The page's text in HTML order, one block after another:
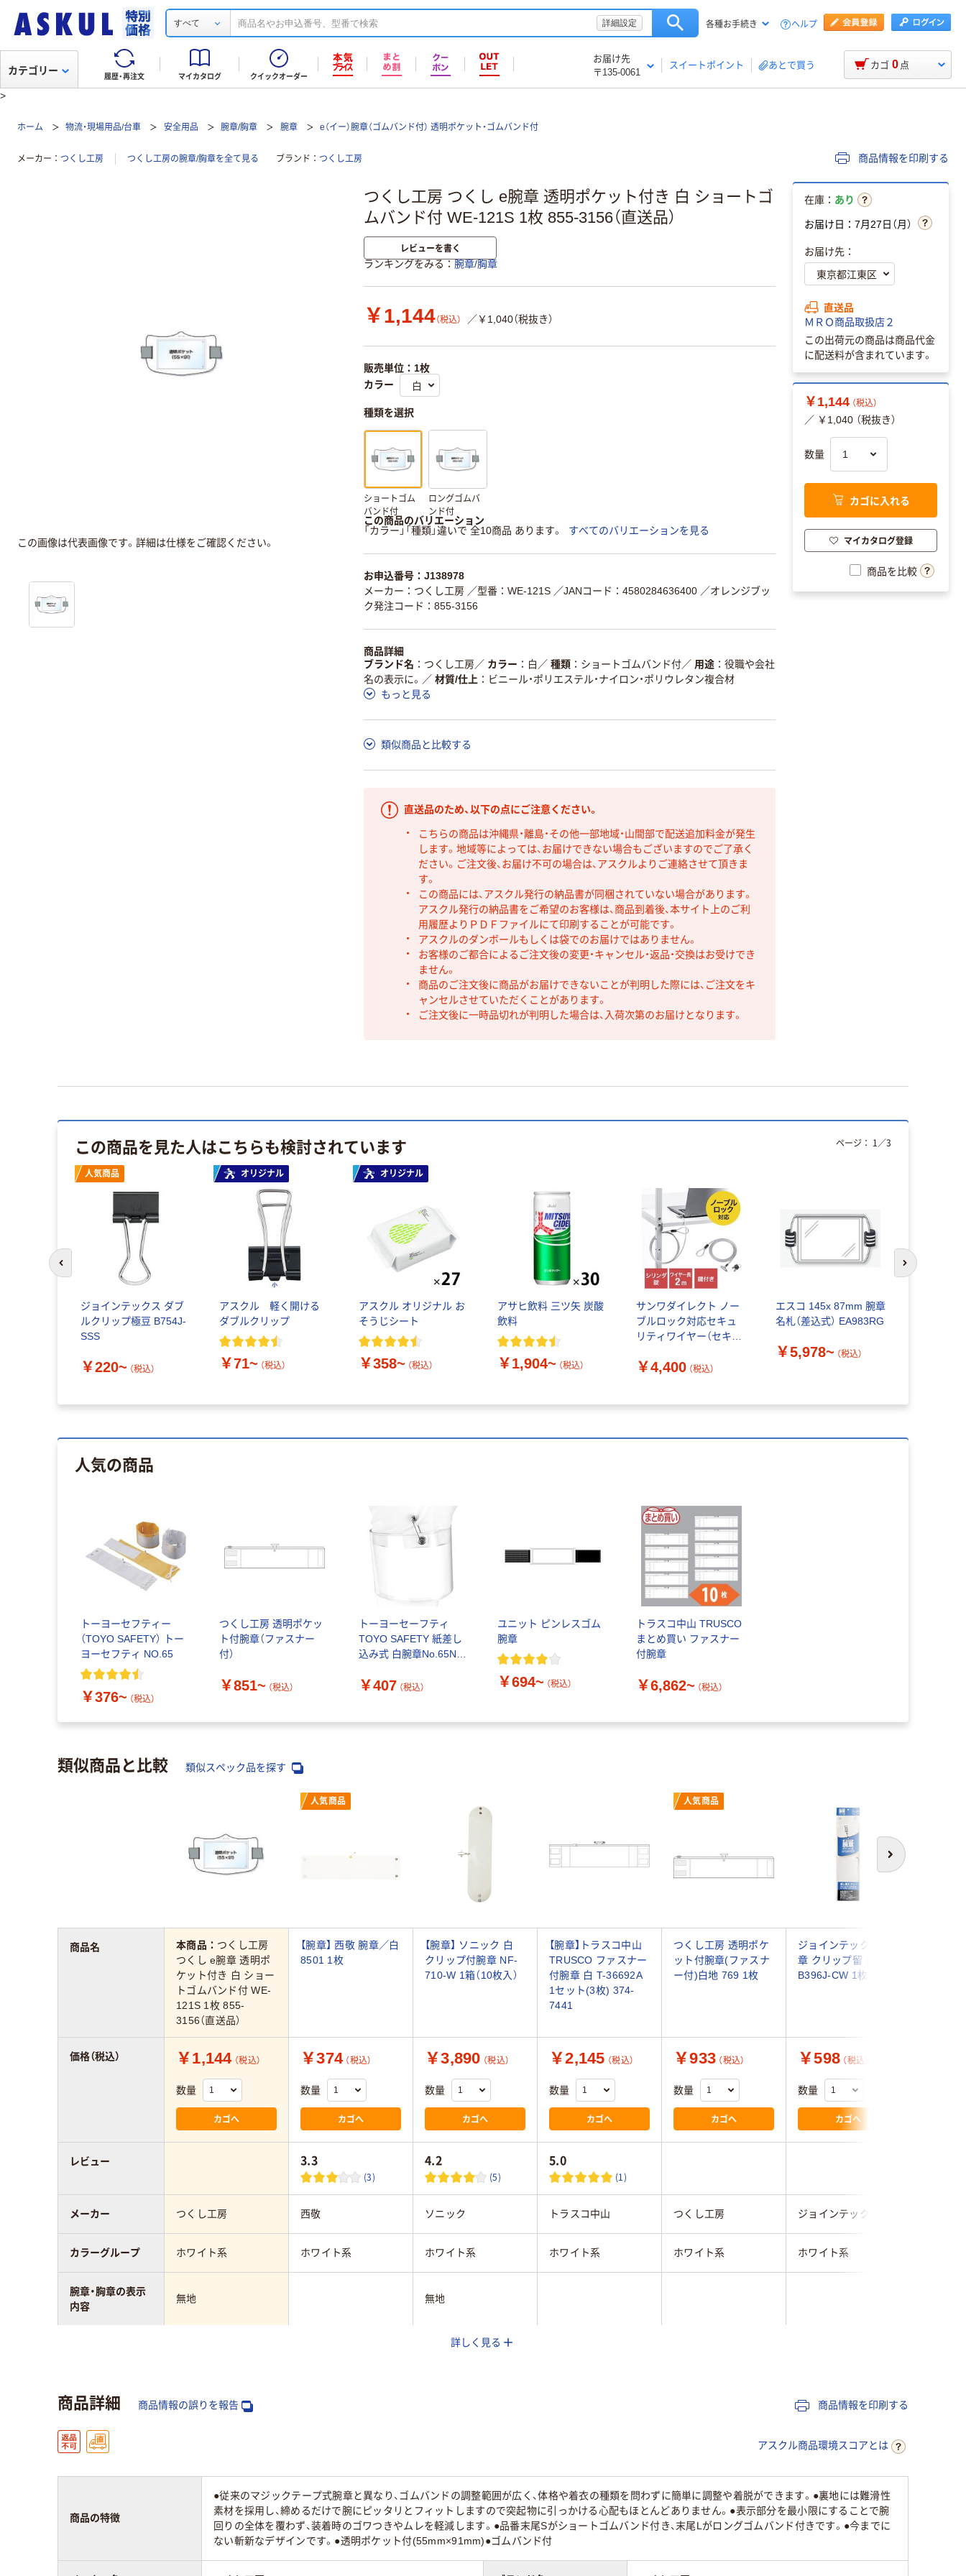
すべて 詳細設定 各種お手続き ヘルプ
履歴・再注文 マイカタログ クイックオーダー
お届け先
〒135-0061
スイートポイント あとで買う
カテゴリー カゴ 0 点
>
ホーム 物流・現場用品/台車 安全用品 腕章/胸章 腕章 e（イー）腕章（ゴムバンド付） 透明ポケット・ゴムバンド付
メーカー つくし工房 つくし工房の腕章/胸章を全て見る ブランド つくし工房 商品情報を印刷する
つくし工房 つくし e腕章 透明ポケット付き 白 ショートゴ
ムバンド付 WE-121S 1枚 855-3156（直送品）
レビューを書く
ランキングをみる 腕章/胸章
￥1,144（税込） ／￥1,040（税抜き）
販売単位：1枚
カラー
種類を選択
ショートゴム
バンド付
ロングゴムバ
ンド付
この商品のバリエーション
「カラー」「種類」違いで 全10商品 あります。
すべてのバリエーションを見る
お申込番号：J138978
メーカー：つくし工房 ／型番：WE-121S ／JANコード：4580284636400 ／オレンジブッ
ク発注コード：855-3156
商品詳細
ブランド名
つくし工房／ カラー 白 ／ 種類 ショートゴムバンド付／ 用途
役職や会社
名の表示に。 ／ 材質/仕上
ビニール・ポリエステル・ナイロン・ポリウレタン複合材
もっと見る
類似商品と比較する
直送品のため、以下の点にご注意ください。
こちらの商品は沖縄県・離島・その他一部地域・山間部で配送追加料金が発生
します。地域等によっては、お届けできない場合もございますのでご了承く
ださい。ご注文後、お届け不可の場合は、アスクルよりご連絡させて頂きま
す。
この商品には、アスクル発行の納品書が同梱されていない場合があります。
アスクル発行の納品書をご希望のお客様は、商品到着後、本サイト上のご利
用履歴よりＰＤＦファイルにて印刷することが可能です。
アスクルのダンボールもしくは袋でのお届けではありません。
お客様のご都合によるご注文後の変更・キャンセル・返品・交換はお受けでき
ません。
商品のご注文後に商品がお届けできないことが判明した際には、ご注文をキ
ャンセルさせていただくことがあります。
ご注文後に一時品切れが判明した場合は、入荷次第のお届けとなります。
この画像は代表画像です。詳細は仕様をご確認ください。
在庫： あり
お届け日：7月27日（月）
お届け先：
直送品
ＭＲＯ商品取扱店２
この出荷元の商品は商品代金
に配送料が含まれています。
￥1,144 （税込）
／ ￥1,040 （税抜き）
数量
カゴに入れる
マイカタログ登録
商品を比較
この商品を見た人はこちらも検討されています
人気商品
ジョインテックス ダブ
ルクリップ極豆 B754J-
SSS
￥220~ （税込）
オリジナル
アスクル 軽く開ける
ダブルクリップ
￥71~ （税込）
オリジナル
アスクル オリジナル お
そうじシート
￥358~ （税込）
アサヒ飲料 三ツ矢 炭酸
飲料
￥1,904~ （税込）
サンワダイレクト ノー
ブルロック対応セキュ
リティワイヤー（セキュ
ロック・盗難防止・シリ
￥4,400 （税込）
エスコ 145x 87mm 腕章
名札（差込式） EA983RG
￥5,978~ （税込）
ページ： 1 ／3
前のスライドへ 次のスライド
人気の商品
トーヨーセフティー
（TOYO SAFETY） トー
ヨーセフティ NO.65
￥376~ （税込）
つくし工房 透明ポケッ
ト付腕章（ファスナー
付）
￥851~ （税込）
トーヨーセーフティ
TOYO SAFETY 紙差し
込み式 白腕章No.65N
￥407 （税込）
ユニット ピンレスゴム
腕章
￥694~ （税込）
トラスコ中山 TRUSCO
まとめ買い ファスナー
付腕章
￥6,862~ （税込）
類似商品と比較 類似スペック品を探す
次へ
人気商品 人気商品
本商品： つくし工房
つくし e腕章 透明ポ
ケット付き 白 ショー
トゴムバンド付 WE-
121S 1枚 855-
3156（直送品）
【腕章】 西敬 腕章／白
8501 1枚
【腕章】 ソニック 白
クリップ付腕章 NF-
710-W 1箱（10枚入）
【腕章】トラスコ中山
TRUSCO ファスナー
付腕章 白 T-36692A
1セット(3枚) 374-
7441
つくし工房 透明ポケ
ット付腕章(ファスナ
ー付)白地 769 1枚
ジョインテックス 腕
章 クリップ留 白
B396J-CW 1枚
￥1,144 （税込）
数量
カゴへ
￥374 （税込）
数量
カゴへ
￥3,890 （税込）
数量
カゴへ
￥2,145 （税込）
数量
カゴへ
￥933 （税込）
数量
カゴへ
￥598 （税込）
数量
カゴへ
3.3
(3)
4.2
(5)
5.0
(1)
つくし工房 西敬 ソニック トラスコ中山 つくし工房 ジョインテックス
ホワイト系 ホワイト系 ホワイト系 ホワイト系 ホワイト系 ホワイト系
無地 無地
商品名
価格（税込）
レビュー
メーカー
カラーグループ
腕章・胸章の表示
内容
詳しく見る
商品詳細 商品情報の誤りを報告 商品情報を印刷する
アスクル商品環境スコアとは
商品の特徴
●従来のマジックテープ式腕章と異なり、ゴムバンドの調整範囲が広く、体格や着衣の種類を問わずに簡単に調整や着脱ができます。●裏地には難滑性
素材を採用し、締めるだけで腕にピッタリとフィットしますので突起物に引っかける心配もほとんどありません。●表示部分を最小限にすることで腕
回りの全体を覆わず、装着時のゴワつきやムレを軽減します。●品番末尾Sがショートゴムバンド付き、末尾Lがロングゴムバンド付きです。●今までに
ない斬新なデザインです。●透明ポケット付(55mm×91mm)●ゴムバンド付